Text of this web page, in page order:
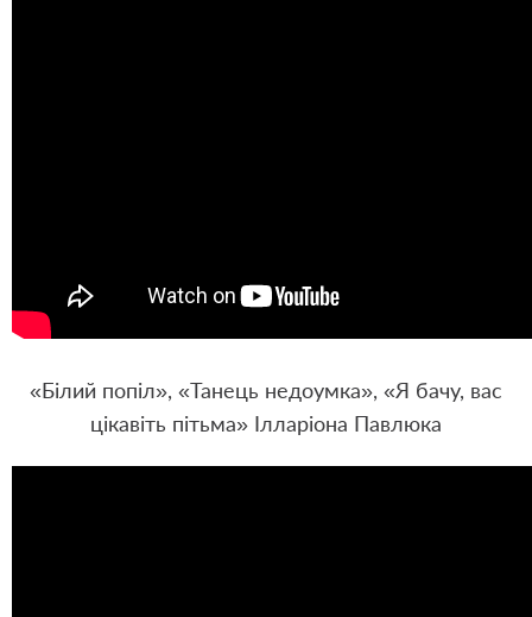
«Білий попіл», «Танець недоумка», «Я бачу, вас
цікавіть пітьма» Ілларіона Павлюка